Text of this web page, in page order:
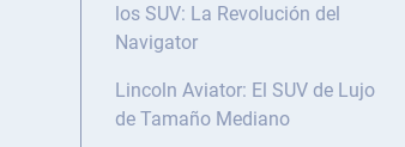
los SUV: La Revolución del
Navigator
Lincoln Aviator: El SUV de Lujo
de Tamaño Mediano